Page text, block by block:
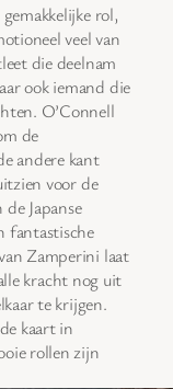
rol,
veel van
die deelnam
ook iemand die
O’Connell
de
andere kant
voor de
Japanse
fantastische
Zamperini laat
kracht nog uit
te krijgen.
kaart in
rollen zijn